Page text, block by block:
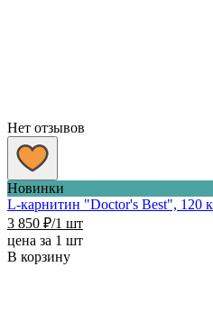
Нет отзывов
Новинки
L-карнитин "Doctor's Best", 120
3 850 ₽/1 шт
цена за 1 шт
В корзину